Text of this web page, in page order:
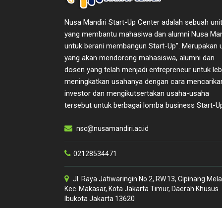
Nusa Mandiri Start-Up Center adalah sebuah unit
yang membantu mahasiwa dan alumni Nusa
untuk berani membangun Start-Up”. Merupakan
yang akan mendorong mahasiswa, alumni dan
dosen yang telah menjadi entrepreneur untuk
meningkatkan usahanya dengan cara
investor dan mengikutsertakan usaha-usaha
tersebut untuk berbagai lomba business Start-
nsc@nusamandiri.ac.id
02128534471
Jl. Raya Jatiwaringin No.2, RW.13, Cipinang
Kec. Makasar, Kota Jakarta Timur, Daerah Khusus
Ibukota Jakarta 13620